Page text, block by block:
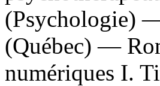
(Psychologie)
(Québec) —
numériques I.